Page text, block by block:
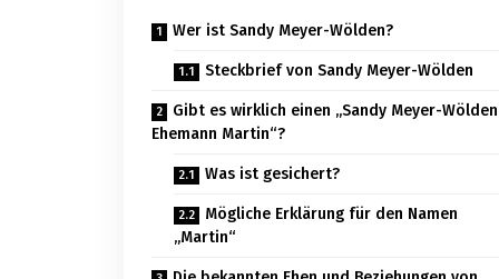
Wer ist Sandy Meyer-Wölden?
Steckbrief von Sandy Meyer-Wölden
Gibt es wirklich einen „Sandy Meyer-Wölden
Ehemann Martin“?
Was ist gesichert?
Mögliche Erklärung für den Namen
„Martin“